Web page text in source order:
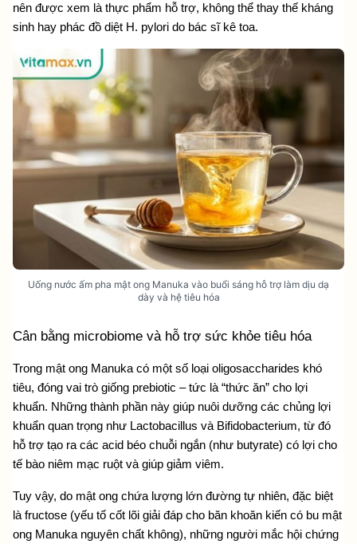
nên được xem là thực phẩm hỗ trợ, không thể thay thế kháng
sinh hay phác đồ diệt H. pylori do bác sĩ kê toa.
Uống nước ấm pha mật ong Manuka vào buổi sáng hỗ trợ làm dịu dạ
dày và hệ tiêu hóa
Cân bằng microbiome và hỗ trợ sức khỏe tiêu hóa
Trong mật ong Manuka có một số loại oligosaccharides khó
tiêu, đóng vai trò giống prebiotic – tức là “thức ăn” cho lợi
khuẩn. Những thành phần này giúp nuôi dưỡng các chủng lợi
khuẩn quan trọng như Lactobacillus và Bifidobacterium, từ đó
hỗ trợ tạo ra các acid béo chuỗi ngắn (như butyrate) có lợi cho
tế bào niêm mạc ruột và giúp giảm viêm.
Tuy vậy, do mật ong chứa lượng lớn đường tự nhiên, đặc biệt
là fructose (yếu tố cốt lõi giải đáp cho băn khoăn kiến có bu mật
ong Manuka nguyên chất không), những người mắc hội chứng